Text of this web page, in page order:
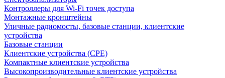
Контроллеры для Wi-Fi точек доступа
Монтажные кронштейны
Уличные радиомосты, базовые станции, клиентские
устройства
Базовые станции
Клиентские устройства (CPE)
Компактные клиентские устройства
Высокопроизводительные клиентские устройства